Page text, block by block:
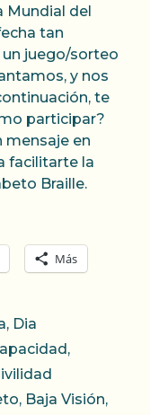
Mundial del
tan
juego/sorteo
y nos
te
participar?
mensaje en
facilitarte la
Braille.
Más
, Dia
,
, Baja Visión,